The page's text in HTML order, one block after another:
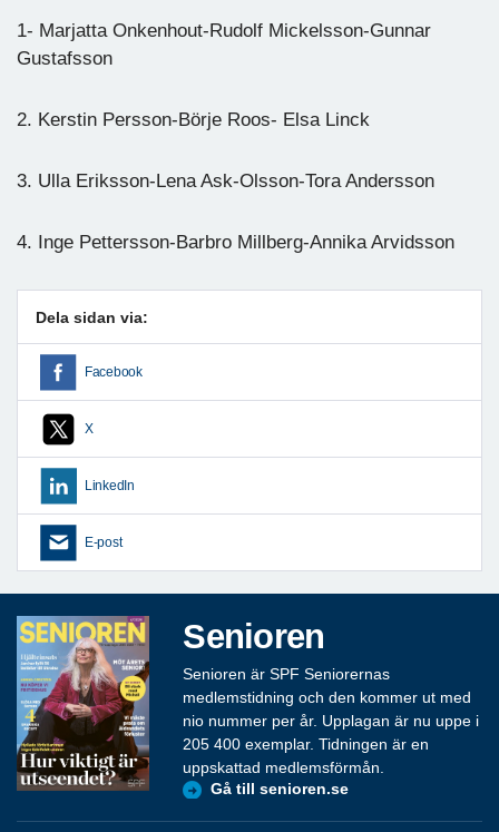
1- Marjatta Onkenhout-Rudolf Mickelsson-Gunnar
Gustafsson
2. Kerstin Persson-Börje Roos- Elsa Linck
3. Ulla Eriksson-Lena Ask-Olsson-Tora Andersson
4. Inge Pettersson-Barbro Millberg-Annika Arvidsson
Dela sidan via:
Facebook
X
LinkedIn
E-post
Senioren
Senioren är SPF Seniorernas
medlemstidning och den kommer ut med
nio nummer per år. Upplagan är nu uppe i
205 400 exemplar. Tidningen är en
uppskattad medlemsförmån.
Gå till senioren.se